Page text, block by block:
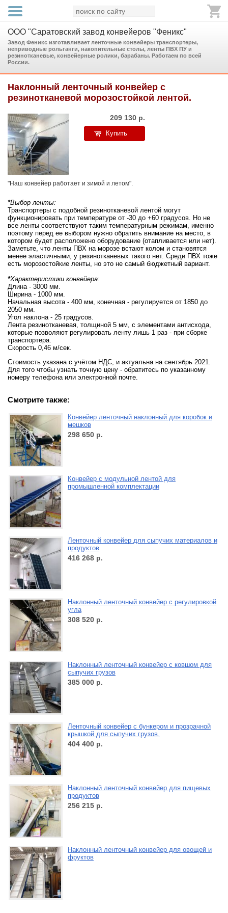
ООО "Саратовский завод конвейеров "Феникс"
Завод Феникс изготавливает ленточные конвейеры транспортеры,
неприводные рольганги, накопительные столы, ленты ПВХ ПУ и
резинотканевые, конвейерные ролики, барабаны. Работаем по всей
России.
Наклонный ленточный конвейер с
резинотканевой морозостойкой лентой.
209 130 р.
Купить
"Наш конвейер работает и зимой и летом".
*Выбор ленты:
Транспортеры с подобной резинотканевой лентой могут
функционировать при температуре от -30 до +60 градусов. Но не
все ленты соответствуют таким температурным режимам, именно
поэтому перед ее выбором нужно обратить внимание на место, в
котором будет расположено оборудование (отапливается или нет).
Заметьте, что ленты ПВХ на морозе встают колом и становятся
менее эластичными, у резинотканевых такого нет. Среди ПВХ тоже
есть морозостойкие ленты, но это не самый бюджетный вариант.
*Характеристики конвейера:
Длина - 3000 мм.
Ширина - 1000 мм.
Начальная высота - 400 мм, конечная - регулируется от 1850 до
2050 мм.
Угол наклона - 25 градусов.
Лента резинотканевая, толщиной 5 мм, с элементами антисхода,
которые позволяют регулировать ленту лишь 1 раз - при сборке
транспортера.
Скорость 0,46 м/сек.
Стоимость указана с учётом НДС, и актуальна на сентябрь 2021.
Для того чтобы узнать точную цену - обратитесь по указанному
номеру телефона или электронной почте.
Смотрите также:
Конвейер ленточный наклонный для коробок и
мешков
298 650 р.
Конвейер с модульной лентой для
промышленной комплектации
Ленточный конвейер для сыпучих материалов и
продуктов
416 268 р.
Наклонный ленточный конвейер с регулировкой
угла
308 520 р.
Наклонный ленточный конвейер с ковшом для
сыпучих грузов
385 000 р.
Ленточный конвейер с бункером и прозрачной
крышкой для сыпучих грузов.
404 400 р.
Наклонный ленточный конвейер для пищевых
продуктов
256 215 р.
Наклонный ленточный конвейер для овощей и
фруктов